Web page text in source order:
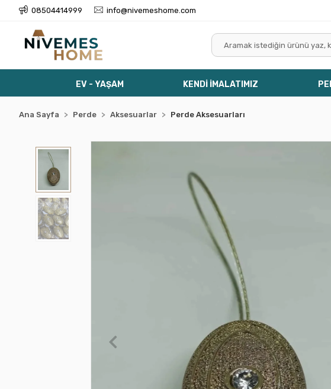
08504414999 info@nivemeshome.com
EV - YAŞAM KENDİ İMALATIMIZ
Ana Sayfa Perde Aksesuarlar Perde Aksesuarları